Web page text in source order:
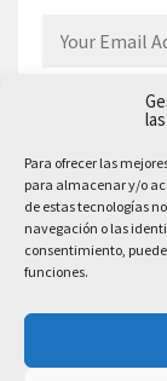
Para ofrecer las
para almacenar y/o
de estas tecnologías
navegación o las
consentimiento,
funciones.
EL
Plaza Mayor, 10
San Clemente,
Teléfono: 969 300
Email